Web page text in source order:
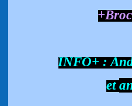
INFO+ :
et